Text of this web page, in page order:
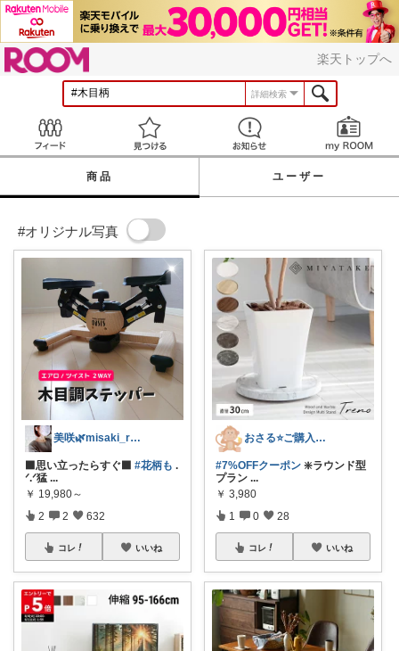
楽天トップへ
詳細検索
見つける お知らせ
商品 ユーザー
#オリジナル写真
美咲🌿misaki_room_ig
⬛思い立ったらすぐ⬛ #花柄も .
ᐟ.ᐟ猛 ...
￥ 19,980～
2 2 632
コレ いいね
おさる⭐ご購入感謝🐹
#7%OFFクーポン ❇️ラウンド型
プラン ...
￥ 3,980
1 0 28
コレ いいね